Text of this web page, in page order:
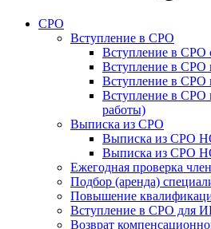
СРО
Вступление в СРО
Вступление в СРО
Вступление в СРО
Вступление в СРО
Вступление в СРО
работы)
Выписка из СРО
Выписка из СРО
Выписка из СРО
Ежегодная проверка
Подбор (аренда)
Повышение
Вступление в СРО для
Возврат